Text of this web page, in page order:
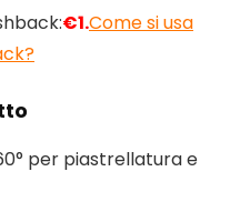
€1.Come si usa
per piastrellatura e